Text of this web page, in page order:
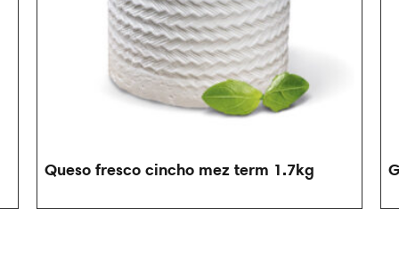
Queso fresco cincho mez term 1.7kg